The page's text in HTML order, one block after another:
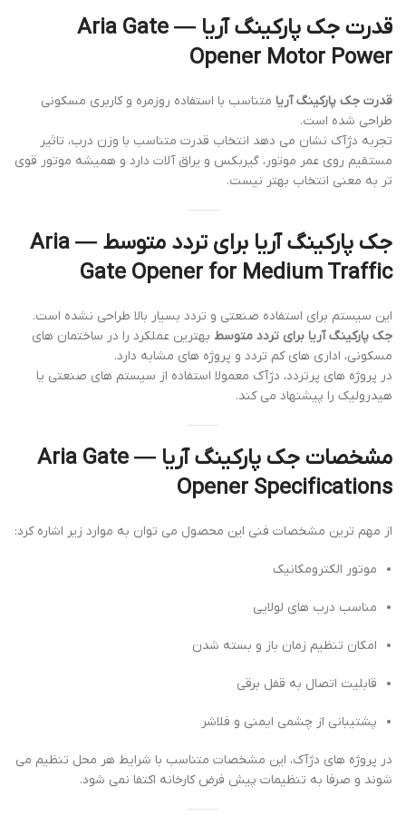
قدرت جک پارکینگ آریا — Aria Gate
Opener Motor Power
قدرت جک پارکینگ آریا متناسب با استفاده روزمره و کاربری مسکونی
طراحی شده است.
تجربه دژآک نشان می دهد انتخاب قدرت متناسب با وزن درب، تاثیر
مستقیم روی عمر موتور، گیربکس و یراق آلات دارد و همیشه موتور قوی
تر به معنی انتخاب بهتر نیست.
جک پارکینگ آریا برای تردد متوسط — Aria
Gate Opener for Medium Traffic
این سیستم برای استفاده صنعتی و تردد بسیار بالا طراحی نشده است.
جک پارکینگ آریا برای تردد متوسط بهترین عملکرد را در ساختمان های
مسکونی، اداری های کم تردد و پروژه های مشابه دارد.
در پروژه های پرتردد، دژآک معمولا استفاده از سیستم های صنعتی یا
هیدرولیک را پیشنهاد می کند.
مشخصات جک پارکینگ آریا — Aria Gate
Opener Specifications
از مهم ترین مشخصات فنی این محصول می توان به موارد زیر اشاره کرد:
موتور الکترومکانیک
مناسب درب های لولایی
امکان تنظیم زمان باز و بسته شدن
قابلیت اتصال به قفل برقی
پشتیبانی از چشمی ایمنی و فلاشر
در پروژه های دژآک، این مشخصات متناسب با شرایط هر محل تنظیم می
شوند و صرفا به تنظیمات پیش فرض کارخانه اکتفا نمی شود.